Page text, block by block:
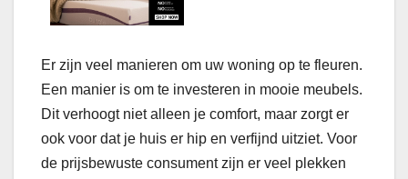
Er zijn veel manieren om uw woning op te fleuren.
Een manier is om te investeren in mooie meubels.
Dit verhoogt niet alleen je comfort, maar zorgt er
ook voor dat je huis er hip en verfijnd uitziet. Voor
de prijsbewuste consument zijn er veel plekken